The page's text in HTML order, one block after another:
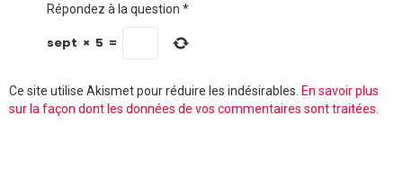
Répondez à la question *
sept × 5 =
Ce site utilise Akismet pour réduire les indésirables. En savoir plus
sur la façon dont les données de vos commentaires sont traitées